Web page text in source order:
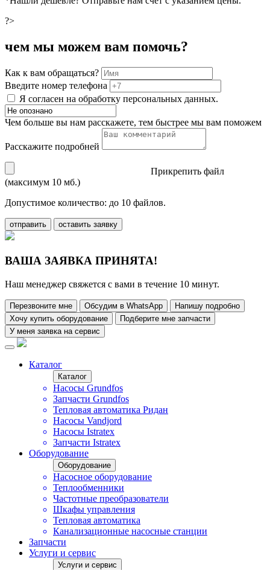
?>
чем мы можем вам помочь?
Как к вам обращаться?
Введите номер телефона
Я согласен на обработку персональных данных.
Чем больше вы нам расскажете, тем быстрее мы вам поможем
Расскажите подробней
Прикрепить файл
(максимум 10 мб.)
Допустимое количество: до 10 файлов.
отправить оставить заявку
ВАША ЗАЯВКА ПРИНЯТА!
Наш менеджер свяжется с вами в течение 10 минут.
Перезвоните мне Обсудим в WhatsApp
Напишу подробно
Хочу купить оборудование
Подберите мне запчасти
У меня заявка на сервис
Каталог
Каталог
Насосы Grundfos
Запчасти Grundfos
Тепловая автоматика Ридан
Насосы Vandjord
Насосы Istratex
Запчасти Istratex
Оборудование
Оборудование
Насосное оборудование
Теплообменники
Частотные преобразователи
Шкафы управления
Тепловая автоматика
Канализационные насосные станции
Запчасти
Услуги и сервис
Услуги и сервис